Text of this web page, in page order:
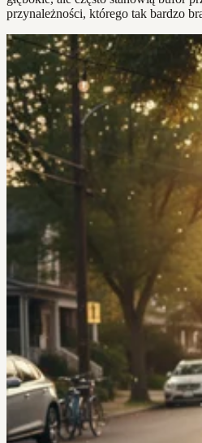
przynależności, którego tak bardzo